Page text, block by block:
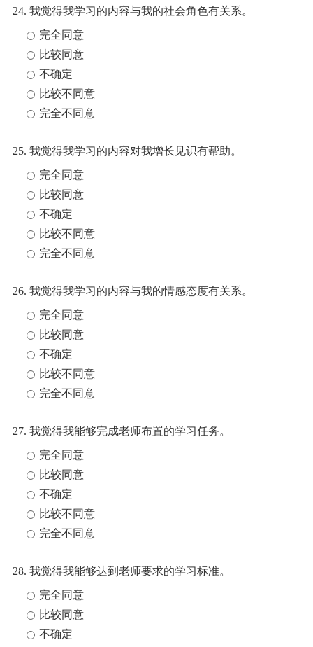
24. 我觉得我学习的内容与我的社会角色有关系。
完全同意
比较同意
不确定
比较不同意
完全不同意
25. 我觉得我学习的内容对我增长见识有帮助。
完全同意
比较同意
不确定
比较不同意
完全不同意
26. 我觉得我学习的内容与我的情感态度有关系。
完全同意
比较同意
不确定
比较不同意
完全不同意
27. 我觉得我能够完成老师布置的学习任务。
完全同意
比较同意
不确定
比较不同意
完全不同意
28. 我觉得我能够达到老师要求的学习标准。
完全同意
比较同意
不确定